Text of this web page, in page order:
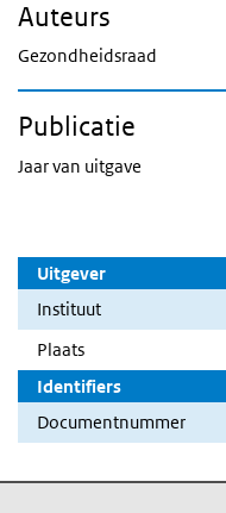
Uitgever
Instituut
Plaats
Identifiers
Documentnummer
Auteurs
Gezondheidsraad
Publicatie
Jaar van uitgave